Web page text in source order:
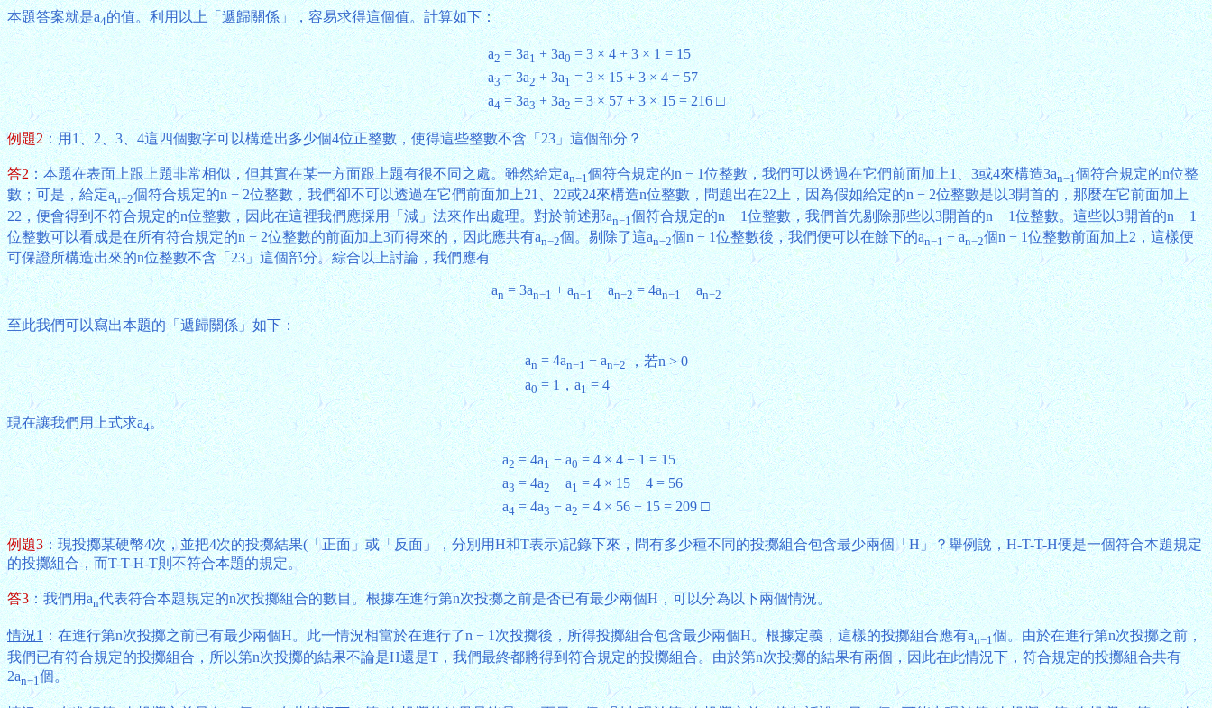
本題答案就是a4的值。利用以上「遞歸關係」，容易求得這個值。計算如下：
a2= 3a1+ 3a0= 3 × 4 + 3 × 1 = 15
a3= 3a2+ 3a1= 3 × 15 + 3 × 4 = 57
a4= 3a3+ 3a2= 3 × 57 + 3 × 15 = 216 □
例題2：用1、2、3、4這四個數字可以構造出多少個4位正整數，使得這些整數不含「23」這個部分？
答2：本題在表面上跟上題非常相似，但其實在某一方面跟上題有很不同之處。雖然給定an−1個符合規定的n − 1位整數，我們可以透過在它們前面加上1、3或4來構造3an−1個符合規定的n位整
數；可是，給定an−2個符合規定的n − 2位整數，我們卻不可以透過在它們前面加上21、22或24來構造n位整數，問題出在22上，因為假如給定的n − 2位整數是以3開首的，那麼在它前面加上
22，便會得到不符合規定的n位整數，因此在這裡我們應採用「減」法來作出處理。對於前述那an−1個符合規定的n − 1位整數，我們首先剔除那些以3開首的n − 1位整數。這些以3開首的n − 1
位整數可以看成是在所有符合規定的n − 2位整數的前面加上3而得來的，因此應共有an−2個。剔除了這an−2個n − 1位整數後，我們便可以在餘下的an−1− an−2個n − 1位整數前面加上2，這樣便
可保證所構造出來的n位整數不含「23」這個部分。綜合以上討論，我們應有
an= 3an−1+ an−1− an−2= 4an−1− an−2
至此我們可以寫出本題的「遞歸關係」如下：
an= 4an−1− an−2 ，若n > 0
a0= 1，a1= 4
現在讓我們用上式求a4。
a2= 4a1− a0= 4 × 4 − 1 = 15
a3= 4a2− a1 = 4 × 15 − 4 = 56
a4= 4a3− a2= 4 × 56 − 15 = 209 □
例題3：現投擲某硬幣4次，並把4次的投擲結果(「正面」或「反面」，分別用H和T表示)記錄下來，問有多少種不同的投擲組合包含最少兩個「H」？舉例說，H-T-T-H便是一個符合本題規定
的投擲組合，而T-T-H-T則不符合本題的規定。
答3：我們用an代表符合本題規定的n次投擲組合的數目。根據在進行第n次投擲之前是否已有最少兩個H，可以分為以下兩個情況。
情況1：在進行第n次投擲之前已有最少兩個H。此一情況相當於在進行了n − 1次投擲後，所得投擲組合包含最少兩個H。根據定義，這樣的投擲組合應有an−1個。由於在進行第n次投擲之前，
我們已有符合規定的投擲組合，所以第n次投擲的結果不論是H還是T，我們最終都將得到符合規定的投擲組合。由於第n次投擲的結果有兩個，因此在此情況下，符合規定的投擲組合共有
2an−1個。